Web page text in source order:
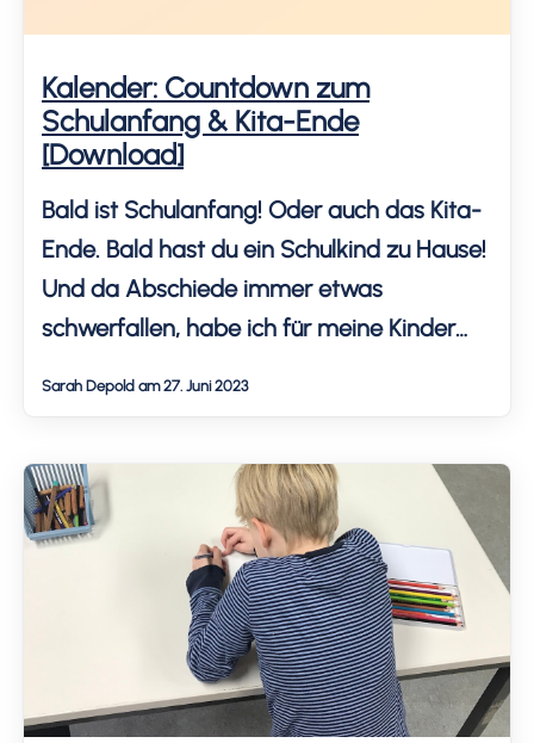
Kalender: Countdown zum
Schulanfang & Kita-Ende
[Download]
Bald ist Schulanfang! Oder auch das Kita-
Ende. Bald hast du ein Schulkind zu Hause!
Und da Abschiede immer etwas
schwerfallen, habe ich für meine Kinder
Kalender mit Türchen oder als Raupe zum
Ausmalen.
Sarah Depold am 27. Juni 2023